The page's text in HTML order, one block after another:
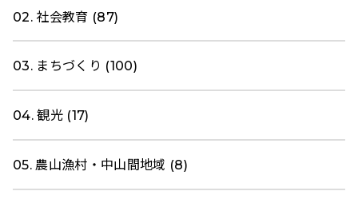
02. 社会教育 (87)
03. まちづくり (100)
04. 観光 (17)
05. 農山漁村・中山間地域 (8)